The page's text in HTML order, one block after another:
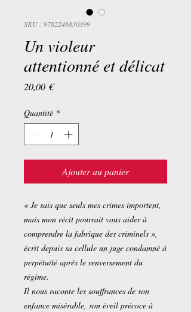
SKU : 9782246830399
Un violeur
attentionné et délicat
20,00 €Prix
Quantité *
Ajouter au panier
« Je sais que seuls mes crimes importent,
mais mon récit pourrait vous aider à
comprendre la fabrique des criminels »,
écrit depuis sa cellule un juge condamné à
perpétuité après le renversement du
régime.
Il nous raconte les souffrances de son
enfance misérable, son éveil précoce à